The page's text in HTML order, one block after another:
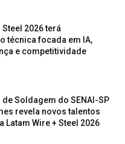
Steel 2026 terá
técnica focada em IA,
e competitividade
de Soldagem do SENAI-SP
revela novos talentos
Latam Wire + Steel 2026